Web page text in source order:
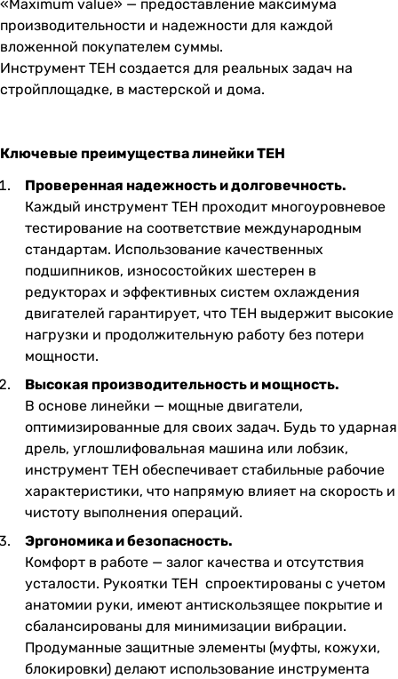
«Maximum value» — предоставление максимума
производительности и надежности для каждой
вложенной покупателем суммы.
Инструмент TEH создается для реальных задач на
стройплощадке, в мастерской и дома.
Ключевые преимущества линейки TEH
Проверенная надежность и долговечность.
Каждый инструмент TEH проходит многоуровневое
тестирование на соответствие международным
стандартам. Использование качественных
подшипников, износостойких шестерен в
редукторах и эффективных систем охлаждения
двигателей гарантирует, что TEH выдержит высокие
нагрузки и продолжительную работу без потери
мощности.
Высокая производительность и мощность.
В основе линейки — мощные двигатели,
оптимизированные для своих задач. Будь то ударная
дрель, углошлифовальная машина или лобзик,
инструмент TEH обеспечивает стабильные рабочие
характеристики, что напрямую влияет на скорость и
чистоту выполнения операций.
Эргономика и безопасность.
Комфорт в работе — залог качества и отсутствия
усталости. Рукоятки TEH спроектированы с учетом
анатомии руки, имеют антискользящее покрытие и
сбалансированы для минимизации вибрации.
Продуманные защитные элементы (муфты, кожухи,
блокировки) делают использование инструмента